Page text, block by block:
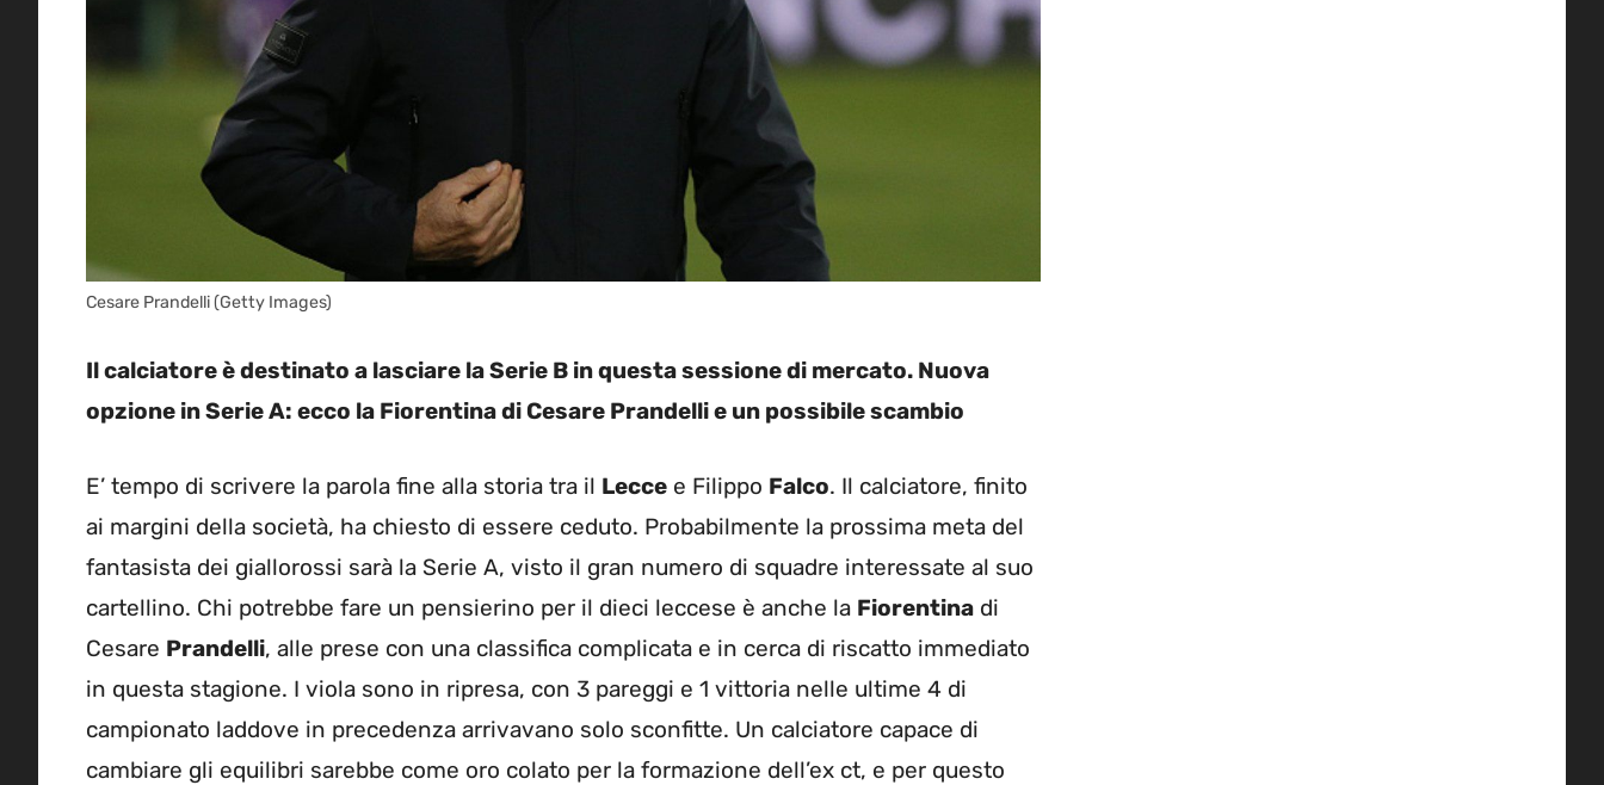
Cesare Prandelli (Getty Images)
Il calciatore è destinato a lasciare la Serie B in questa sessione di mercato. Nuova
opzione in Serie A: ecco la Fiorentina di Cesare Prandelli e un possibile scambio
E’ tempo di scrivere la parola fine alla storia tra il Lecce e Filippo Falco. Il calciatore, finito
ai margini della società, ha chiesto di essere ceduto. Probabilmente la prossima meta del
fantasista dei giallorossi sarà la Serie A, visto il gran numero di squadre interessate al suo
cartellino. Chi potrebbe fare un pensierino per il dieci leccese è anche la Fiorentina di
Cesare Prandelli, alle prese con una classifica complicata e in cerca di riscatto immediato
in questa stagione. I viola sono in ripresa, con 3 pareggi e 1 vittoria nelle ultime 4 di
campionato laddove in precedenza arrivavano solo sconfitte. Un calciatore capace di
cambiare gli equilibri sarebbe come oro colato per la formazione dell’ex ct, e per questo